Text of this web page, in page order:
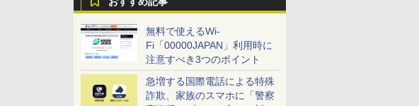
無料で使えるWi-
Fi「00000JAPAN」利用時に
注意すべき3つのポイント
急増する国際電話による特殊
詐欺、家族のスマホに「警察